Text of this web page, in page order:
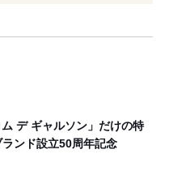
デ ギャルソン」だけの特
ンド設立50周年記念